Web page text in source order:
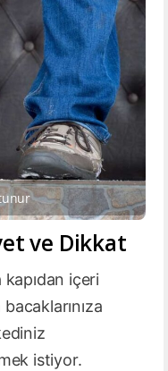
ve Dikkat
içeri
istiyor.